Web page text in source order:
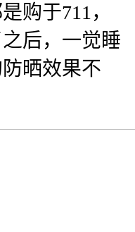
购于711，
后，一觉睡
晒效果不